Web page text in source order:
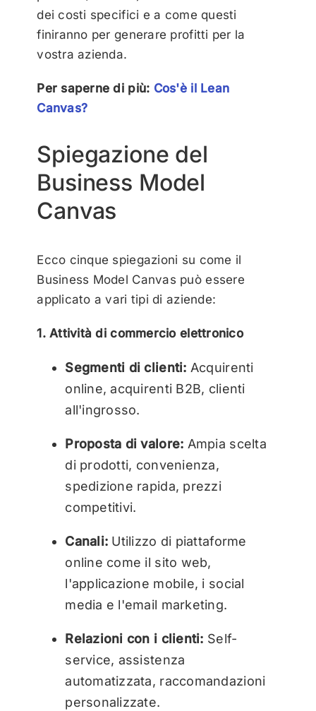
dei costi specifici e a come questi
finiranno per generare profitti per la
vostra azienda.
Per saperne di più: Cos'è il Lean
Canvas?
Spiegazione del
Business Model
Canvas
Ecco cinque spiegazioni su come il
Business Model Canvas può essere
applicato a vari tipi di aziende:
1. Attività di commercio elettronico
Segmenti di clienti: Acquirenti
online, acquirenti B2B, clienti
all'ingrosso.
Proposta di valore: Ampia scelta
di prodotti, convenienza,
spedizione rapida, prezzi
competitivi.
Canali: Utilizzo di piattaforme
online come il sito web,
l'applicazione mobile, i social
media e l'email marketing.
Relazioni con i clienti: Self-
service, assistenza
automatizzata, raccomandazioni
personalizzate.